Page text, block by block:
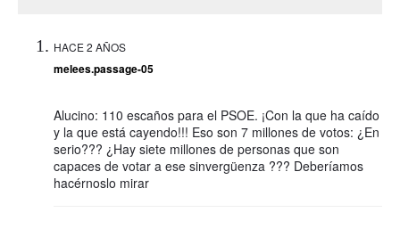
HACE 2 AÑOS
melees.passage-05
Alucino: 110 escaños para el PSOE. ¡Con la que ha caído
y la que está cayendo!!! Eso son 7 millones de votos: ¿En
serio??? ¿Hay siete millones de personas que son
capaces de votar a ese sinvergüenza ??? Deberíamos
hacérnoslo mirar